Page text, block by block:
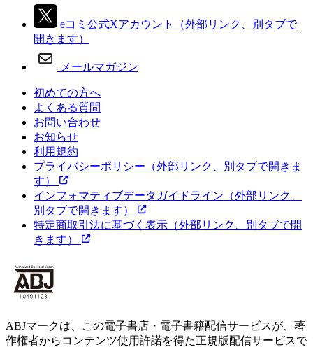
eコミ公式Xアカウント
（外部リンク、別タブで
開きます）
メールマガジン
初めての方へ
よくある質問
お問い合わせ
お知らせ
利用規約
プライバシーポリシー （外部リンク、別タブで開きま
す）
インフォマティブデータガイドライン （外部リンク、
別タブで開きます）
特定商取引法に基づく表示 （外部リンク、別タブで開
きます）
ABJマークは、この電子書店・電子書籍配信サービスが、著
作権者からコンテンツ使用許諾を得た正規版配信サービスで